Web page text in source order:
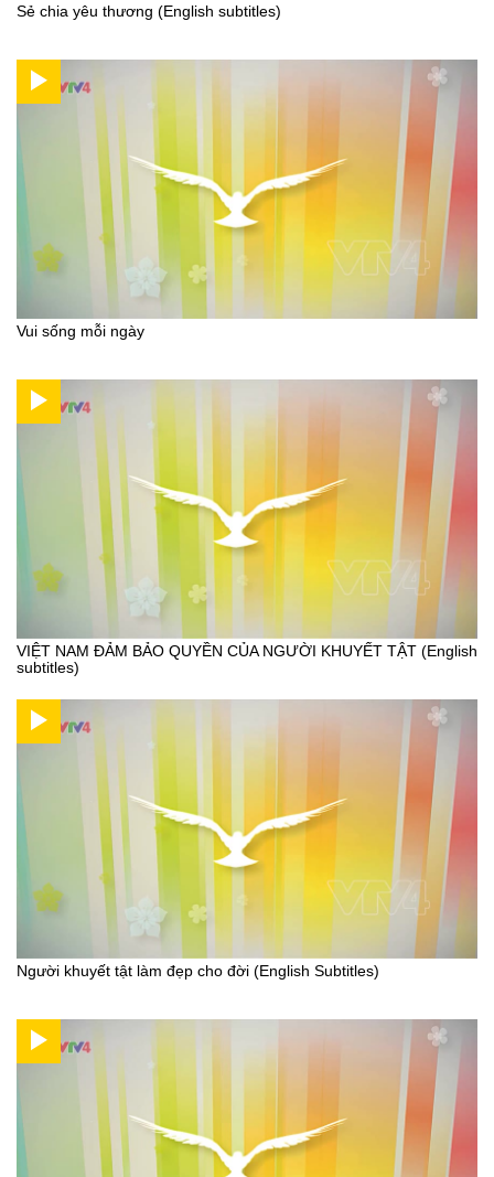
Sẻ chia yêu thương (English subtitles)
Vui sống mỗi ngày
VIỆT NAM ĐẢM BẢO QUYỀN CỦA NGƯỜI KHUYẾT TẬT (English
subtitles)
Người khuyết tật làm đẹp cho đời (English Subtitles)